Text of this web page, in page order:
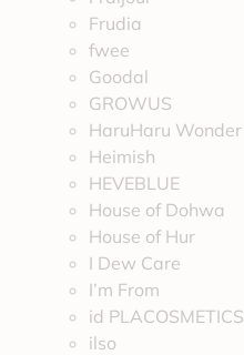
Frudia
fwee
Goodal
GROWUS
HaruHaru Wonder
Heimish
HEVEBLUE
House of Dohwa
House of Hur
I Dew Care
I’m From
id PLACOSMETICS
ilso